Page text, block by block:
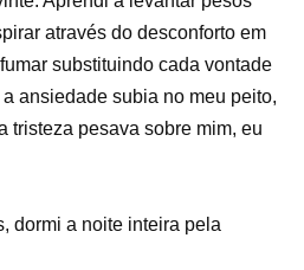
através do desconforto em
substituindo cada vontade
ansiedade subia no meu peito,
tristeza pesava sobre mim, eu
dormi a noite inteira pela